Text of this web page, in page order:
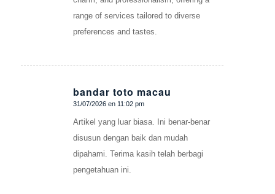
range of services tailored to diverse
preferences and tastes.
bandar toto macau
Dice:
31/07/2026 en 11:02 pm
Artikel yang luar biasa. Ini benar-benar
disusun dengan baik dan mudah
dipahami. Terima kasih telah berbagi
pengetahuan ini.